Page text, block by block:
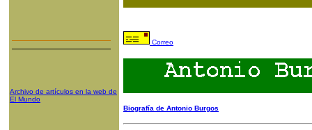
Archivo de artículos en la web de
El Mundo
Correo
Biografía de Antonio Burgos